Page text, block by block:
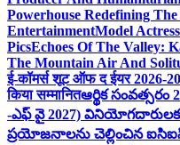
Powerhouse Redefining
EntertainmentModel
PicsEchoes Of The Valley:
The Mountain Air And
ई-कॉमर्स शूट ऑफ द ईयर 2026-
किया सम्मानितఆర్థిక
-ఎఫ్ వై 2027)
ప్రయోజనాలను చెల్లించిన